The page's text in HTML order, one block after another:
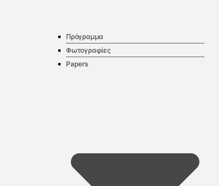
Πρόγραμμα
Φωτογραφίες
Papers